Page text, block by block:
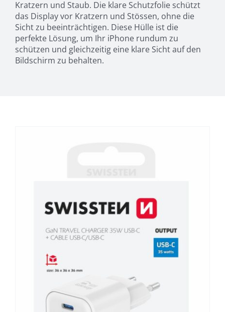
Kratzern und Staub. Die klare Schutzfolie schützt
das Display vor Kratzern und Stössen, ohne die
Sicht zu beeinträchtigen. Diese Hülle ist die
perfekte Lösung, um Ihr iPhone rundum zu
schützen und gleichzeitig eine klare Sicht auf den
Bildschirm zu behalten.